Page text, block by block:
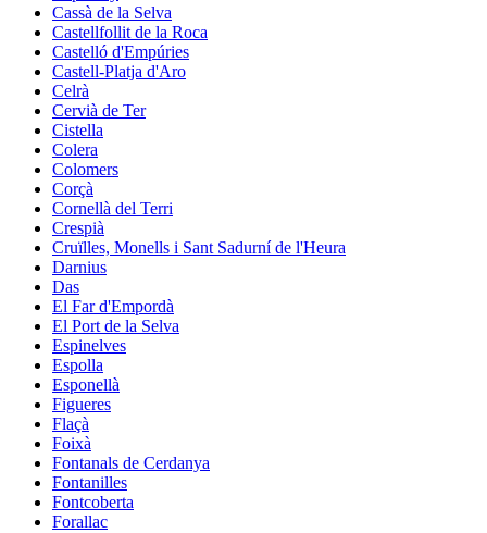
Cassà de la Selva
Castellfollit de la Roca
Castelló d'Empúries
Castell-Platja d'Aro
Celrà
Cervià de Ter
Cistella
Colera
Colomers
Corçà
Cornellà del Terri
Crespià
Cruïlles, Monells i Sant Sadurní de l'Heura
Darnius
Das
El Far d'Empordà
El Port de la Selva
Espinelves
Espolla
Esponellà
Figueres
Flaçà
Foixà
Fontanals de Cerdanya
Fontanilles
Fontcoberta
Forallac